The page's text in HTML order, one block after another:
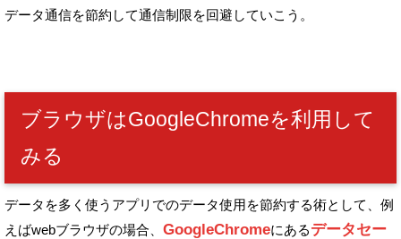
データ通信を節約して通信制限を回避していこう。
ブラウザはGoogleChromeを利用して
みる
データを多く使うアプリでのデータ使用を節約する術として、 例
えばwebブラウザの場合、 GoogleChromeにあるデータセー